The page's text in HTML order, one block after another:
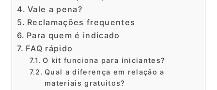
Vale a pena?
Reclamações frequentes
Para quem é indicado
FAQ rápido
O kit funciona para iniciantes?
Qual a diferença em relação a
materiais gratuitos?